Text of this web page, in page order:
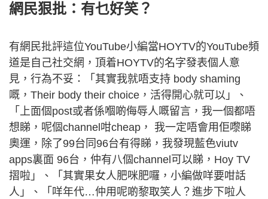
網民狠批：有乜好笑？
有網民批評這位YouTube小編當HOYTV的YouTube頻
道是自己社交網，頂着HOYTV的名字發表個人意
見，行為不妥：「其實我就唔支持 body shaming
嘅，Their body their choice，活得開心就可以」、
「上面個post或者係嗰啲侮辱人嘅留言，我一個都唔
想睇，呢個channel咁cheap， 我一定唔會用佢嚟睇
奧運，除了99台同96台有得睇，我發現藍色viutv
apps裏面 96台，仲有八個channel可以睇，Hoy TV
摺啦」、「其實果女人肥咪肥囉，小編做咩要咁話
人」、「咩年代…仲用呢啲黎取笑人？進步下啦人